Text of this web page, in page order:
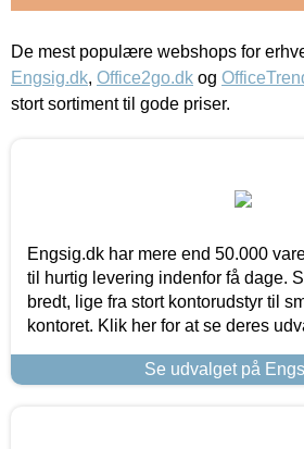
De mest populære webshops for
Engsig.dk, Office2go.dk og
stort sortiment til gode priser.
Engsig.dk har mere end 50.000
til hurtig levering indenfor få dage.
bredt, lige fra stort kontorudstyr til
kontoret. Klik her for at se deres
Se udvalget på